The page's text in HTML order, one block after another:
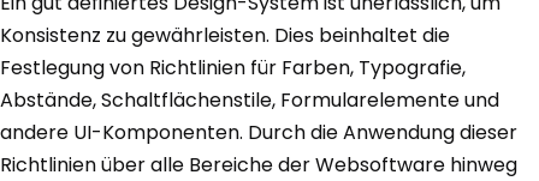
Konsistenz zu gewährleisten. Dies beinhaltet die
Festlegung von Richtlinien für Farben, Typografie,
Abstände, Schaltflächenstile, Formularelemente und
andere UI-Komponenten. Durch die Anwendung dieser
Richtlinien über alle Bereiche der Websoftware hinweg